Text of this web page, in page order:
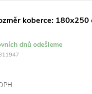
koberce: 180x250
dnů odešleme